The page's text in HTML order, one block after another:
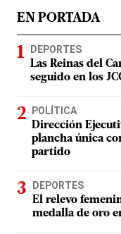
EN PORTADA
DEPORTES
Las Reinas del
seguido en los
POLÍTICA
Dirección
plancha única
partido
DEPORTES
El relevo
medalla de oro